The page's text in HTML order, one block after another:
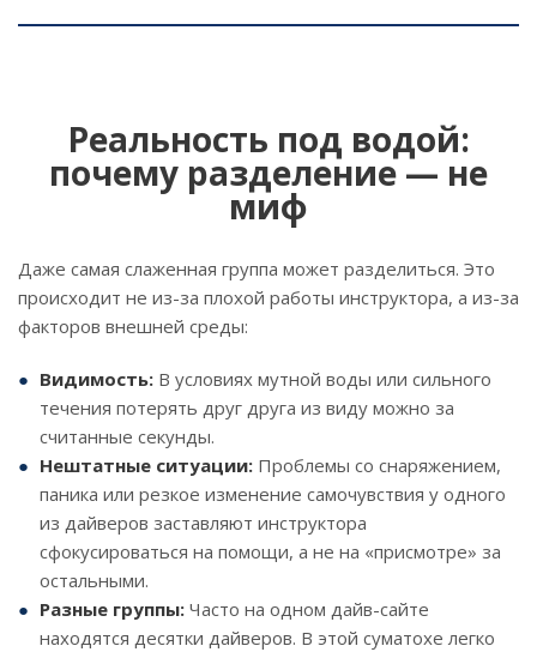
Реальность под водой:
почему разделение — не
миф
Даже самая слаженная группа может разделиться. Это
происходит не из-за плохой работы инструктора, а из-за
факторов внешней среды:
Видимость: В условиях мутной воды или сильного
течения потерять друг друга из виду можно за
считанные секунды.
Нештатные ситуации: Проблемы со снаряжением,
паника или резкое изменение самочувствия у одного
из дайверов заставляют инструктора
сфокусироваться на помощи, а не на «присмотре» за
остальными.
Разные группы: Часто на одном дайв-сайте
находятся десятки дайверов. В этой суматохе легко